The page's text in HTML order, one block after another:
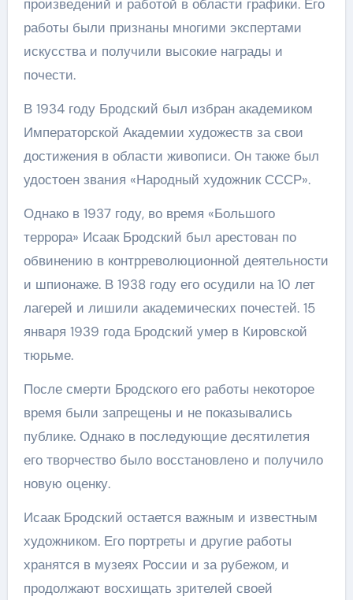
произведений и работой в области графики. Его
работы были признаны многими экспертами
искусства и получили высокие награды и
почести.
В 1934 году Бродский был избран академиком
Императорской Академии художеств за свои
достижения в области живописи. Он также был
удостоен звания «Народный художник СССР».
Однако в 1937 году, во время «Большого
террора» Исаак Бродский был арестован по
обвинению в контрреволюционной деятельности
и шпионаже. В 1938 году его осудили на 10 лет
лагерей и лишили академических почестей. 15
января 1939 года Бродский умер в Кировской
тюрьме.
После смерти Бродского его работы некоторое
время были запрещены и не показывались
публике. Однако в последующие десятилетия
его творчество было восстановлено и получило
новую оценку.
Исаак Бродский остается важным и известным
художником. Его портреты и другие работы
хранятся в музеях России и за рубежом, и
продолжают восхищать зрителей своей